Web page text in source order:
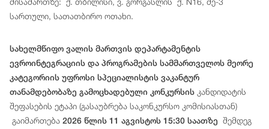
სართული, სათათბირო ოთახი.
სახელმწიფო ვალის მართვის დეპარტამენტის
ევროინტეგრაციის და პროგრამების სამმართველოს მეორე
კატეგორიის უფროსი სპეციალისტის ვაკანტურ
თანამდებობაზე გამოცხადებული კონკურსის კანდიდატის
შეფასების ეტაპი (გასაუბრება საკონკურსო კომისიასთან)
გაიმართება 2026 წლის 11 აგვისტოს 15:30 საათზე შემდეგ